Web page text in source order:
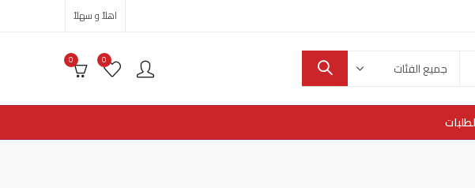
اهلاً و سهلاً
0
0